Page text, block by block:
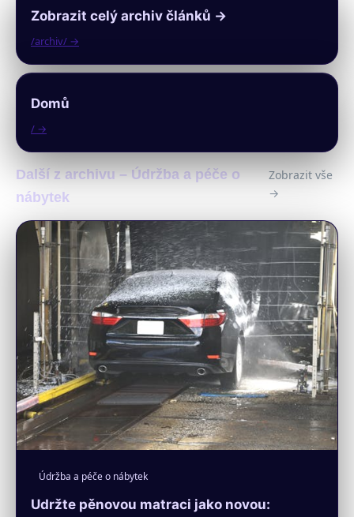
Zobrazit celý archiv článků →
/archiv/ →
Domů
/ →
Další z archivu – Údržba a péče o
nábytek
Zobrazit vše
→
Údržba a péče o nábytek
Udržte pěnovou matraci jako novou: